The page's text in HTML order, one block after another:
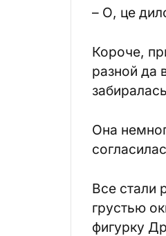
– О, це
Короче,
разной да
Она
Все стали
грустью
фигурку